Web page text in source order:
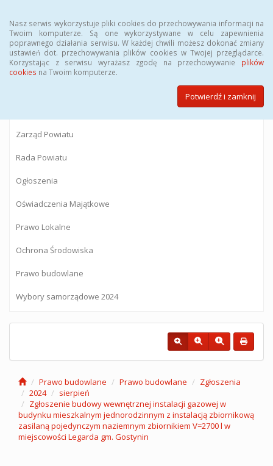
Nasz serwis wykorzystuje pliki cookies do przechowywania informacji na
Twoim komputerze. Są one wykorzystywane w celu zapewnienia
poprawnego działania serwisu. W każdej chwili możesz dokonać zmiany
ustawień dot. przechowywania plików cookies w Twojej przeglądarce.
Korzystając z serwisu wyrażasz zgodę na przechowywanie plików
cookies na Twoim komputerze.
Potwierdź i zamknij
BIULETYN INFORMACJI PUBLICZNEJ
Starostwa Powiatowego w Gostyninie
Zarząd Powiatu
Rada Powiatu
Ogłoszenia
Oświadczenia Majątkowe
Prawo Lokalne
Ochrona Środowiska
Prawo budowlane
Wybory samorządowe 2024
Prawo budowlane Prawo budowlane
Zgłoszenia
2024
sierpień
Zgłoszenie budowy wewnętrznej instalacji gazowej w
budynku mieszkalnym jednorodzinnym z instalacją zbiornikową
zasilaną pojedynczym naziemnym zbiornikiem V=2700 l w
miejscowości Legarda gm. Gostynin